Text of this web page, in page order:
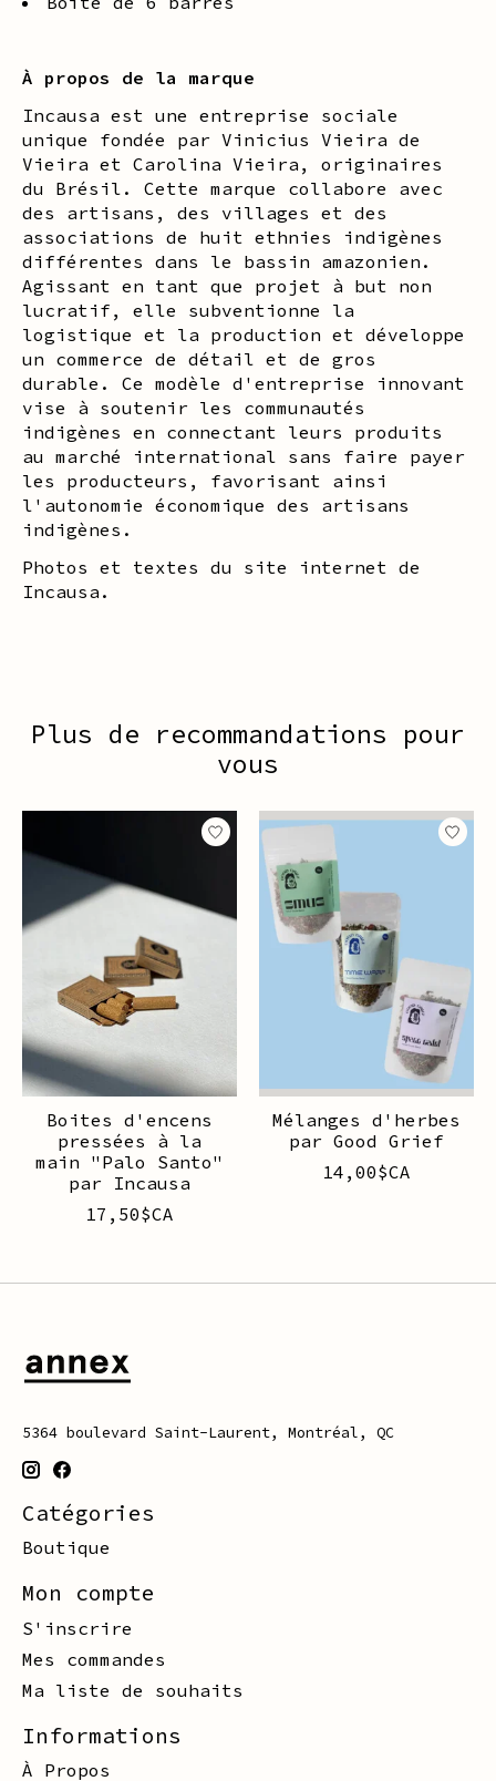
À propos de la marque
Incausa est une entreprise sociale
unique fondée par Vinicius Vieira de
Vieira et Carolina Vieira, originaires
du Brésil. Cette marque collabore avec
des artisans, des villages et des
associations de huit ethnies indigènes
différentes dans le bassin amazonien.
Agissant en tant que projet à but non
lucratif, elle subventionne la
logistique et la production et développe
un commerce de détail et de gros
durable. Ce modèle d'entreprise innovant
vise à soutenir les communautés
indigènes en connectant leurs produits
au marché international sans faire payer
les producteurs, favorisant ainsi
l'autonomie économique des artisans
indigènes.
Photos et textes du site internet de
Incausa.
Plus de recommandations pour
vous
Articles du carrousel de produits
Boites d'encens
pressées à la
main "Palo Santo"
par Incausa
17,50$CA
Mélanges d'herbes
par Good Grief
14,00$CA
5364 boulevard Saint-Laurent, Montréal, QC
Catégories
Boutique
Mon compte
S'inscrire
Mes commandes
Ma liste de souhaits
Informations
À Propos